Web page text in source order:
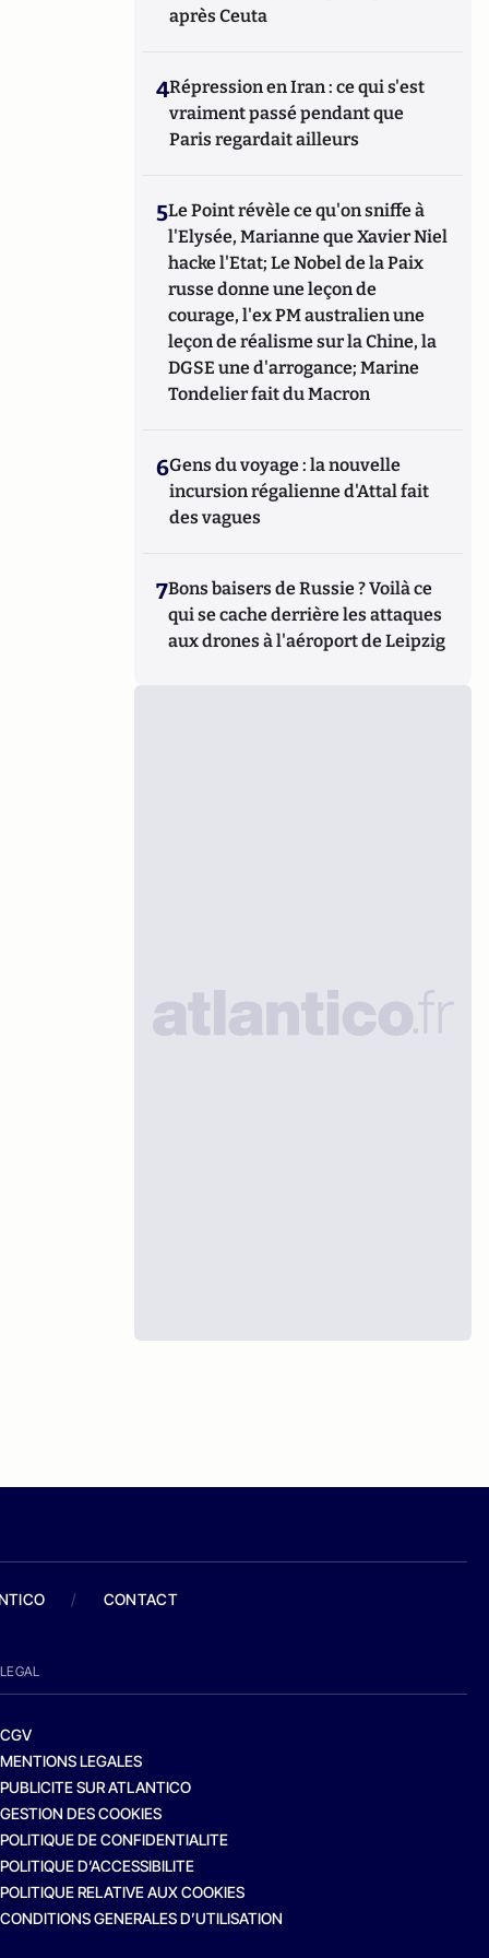
littérature et à ceux qui la font : « Atlantico-
après Ceuta
4Répression en Iran : ce qui s'est
vraiment passé pendant que
Paris regardait ailleurs
5Le Point révèle ce qu'on sniffe à
l'Elysée, Marianne que Xavier Niel
hacke l'Etat; Le Nobel de la Paix
russe donne une leçon de
courage, l'ex PM australien une
leçon de réalisme sur la Chine, la
DGSE une d'arrogance; Marine
Tondelier fait du Macron
6Gens du voyage : la nouvelle
incursion régalienne d'Attal fait
des vagues
7Bons baisers de Russie ? Voilà ce
qui se cache derrière les attaques
aux drones à l'aéroport de Leipzig
/ CONTACT
LEGAL
CGV
MENTIONS LEGALES
PUBLICITE SUR ATLANTICO
GESTION DES COOKIES
POLITIQUE DE CONFIDENTIALITE
POLITIQUE D’ACCESSIBILITE
POLITIQUE RELATIVE AUX COOKIES
CONDITIONS GENERALES D’UTILISATION